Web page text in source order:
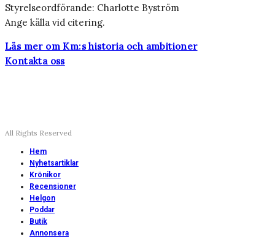
Styrelseordförande: Charlotte Byström
Ange källa vid citering.
Läs mer om Km:s historia och ambitioner
Kontakta oss
All Rights Reserved
Hem
Nyhetsartiklar
Krönikor
Recensioner
Helgon
Poddar
Butik
Annonsera